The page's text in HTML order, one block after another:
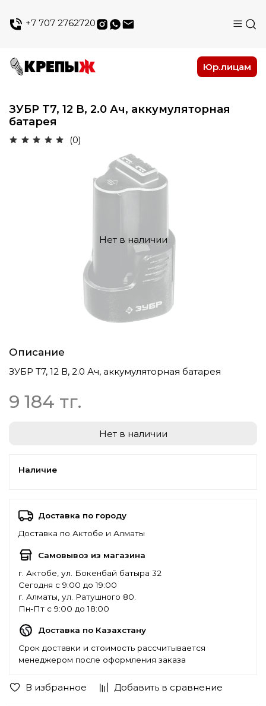
+7 707 2762720
Юр.лицам
ЗУБР T7, 12 В, 2.0 Ач, аккумуляторная
батарея
(0)
В избранное Добавить в сравнение
Нет в наличии
Описание
ЗУБР T7, 12 В, 2.0 Ач, аккумуляторная батарея
9 184 тг.
Нет в наличии
Наличие
Доставка по городу
Доставка по Актобе и Алматы
Самовывоз из магазина
г. Актобе, ул. Бокенбай батыра 32
Сегодня с 9:00 до 19:00
г. Алматы, ул. Ратушного 80.
Пн-Пт с 9:00 до 18:00
Доставка по Казахстану
Срок доставки и стоимость рассчитывается
менеджером после оформления заказа